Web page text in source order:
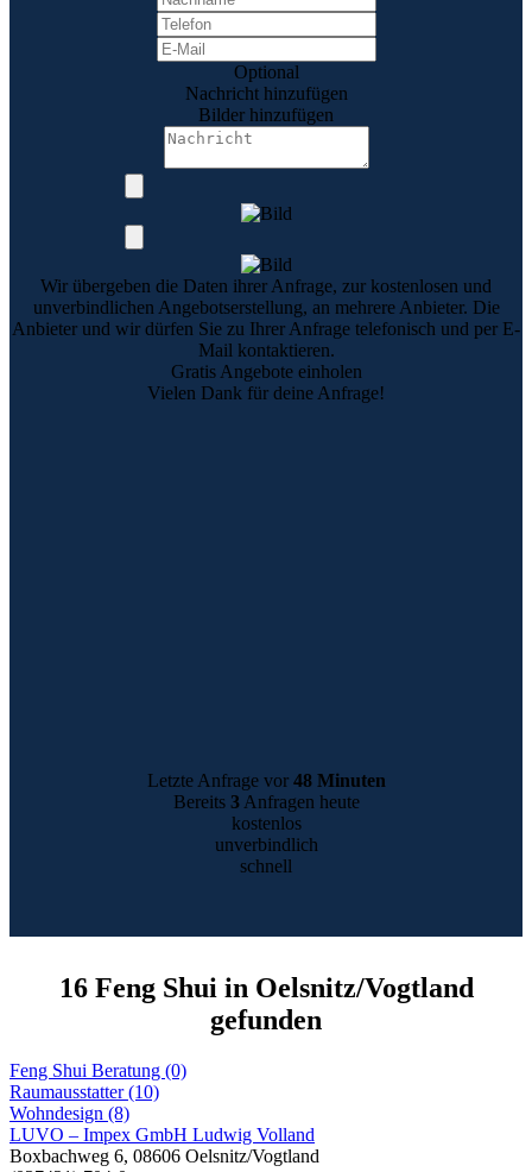
Optional
Nachricht hinzufügen
Bilder hinzufügen
Wir übergeben die Daten ihrer Anfrage, zur kostenlosen und
unverbindlichen Angebotserstellung, an mehrere Anbieter. Die
Anbieter und wir dürfen Sie zu Ihrer Anfrage telefonisch und per E-
Mail kontaktieren.
Gratis Angebote einholen
Vielen Dank für deine Anfrage!
Letzte Anfrage vor 48 Minuten
Bereits 3Anfragen heute
kostenlos
unverbindlich
schnell
16 Feng Shui in Oelsnitz/Vogtland
gefunden
Feng Shui Beratung (0)
Raumausstatter (10)
Wohndesign (8)
LUVO – Impex GmbH Ludwig Volland
Boxbachweg 6, 08606 Oelsnitz/Vogtland